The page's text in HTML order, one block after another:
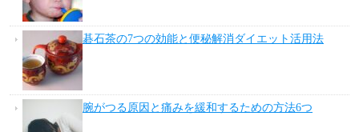
碁石茶の7つの効能と便秘解消ダイエット活用法
腕がつる原因と痛みを緩和するための方法6つ